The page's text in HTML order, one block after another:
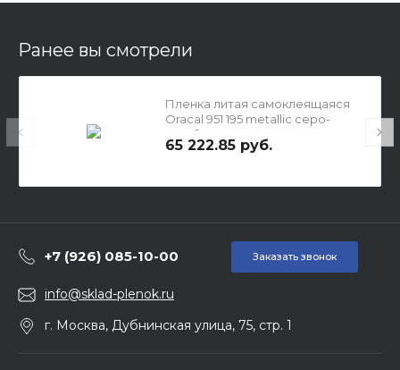
Ранее вы смотрели
Пленка литая самоклеящаяся
Oracal 951 195 metallic серо-
голубая
65 222.85 руб.
+7 (926) 085-10-00 Заказать звонок
info@sklad-plenok.ru
г. Москва, Дубнинская улица, 75, стр. 1